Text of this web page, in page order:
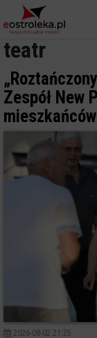
teatr
Zespół New
mieszkańców
2026-08-02 21:25